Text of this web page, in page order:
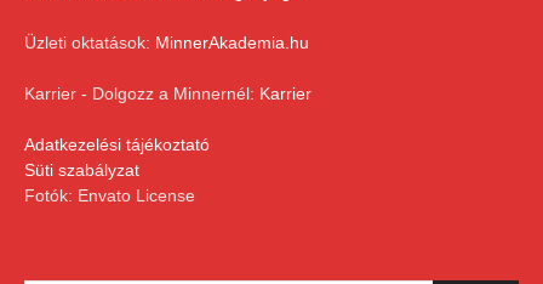
Üzleti oktatások: MinnerAkademia.hu
Karrier - Dolgozz a Minnernél: Karrier
Adatkezelési tájékoztató
Süti szabályzat
Fotók: Envato License